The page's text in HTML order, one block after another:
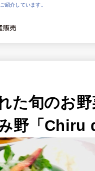
紹介しています。
た旬のお
野「Chiru